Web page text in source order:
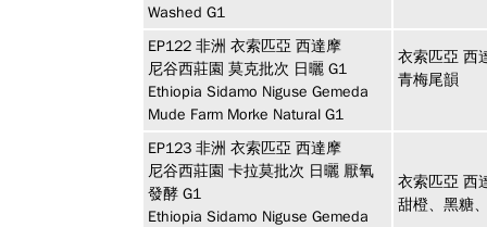
Washed G1
EP122 非洲 衣索匹亞 西達摩
尼谷西莊園 莫克批次 日曬 G1
Ethiopia Sidamo Niguse Gemeda
Mude Farm Morke Natural G1
衣索匹亞 西
青梅尾韻
EP123 非洲 衣索匹亞 西達摩
尼谷西莊園 卡拉莫批次 日曬 厭氧
發酵 G1
Ethiopia Sidamo Niguse Gemeda
衣索匹亞 西
甜橙、黑糖